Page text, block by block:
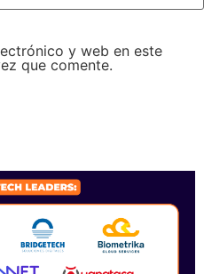
y web en este
que comente.